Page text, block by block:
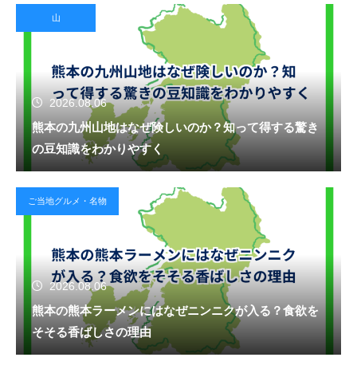
山
2026.08.06
熊本の九州山地はなぜ険しいのか？知って得する驚き
の豆知識をわかりやすく
ご当地グルメ・名物
2026.08.06
熊本の熊本ラーメンにはなぜニンニクが入る？食欲を
そそる香ばしさの理由